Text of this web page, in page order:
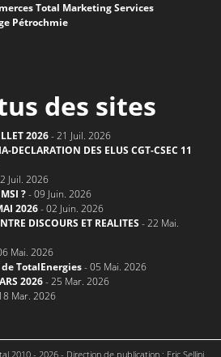
Total Marketing Services
Pétrochmie
des sites
2026- 21 Juil. 2026
DECLARATION DES ELUS CGT-CSEC 11
Juil. 2026
?- 09 Juin. 2026
2026- 02 Juin. 2026
DISCOURS ET REALITES - 22 Mai.
Mai. 2026
TotalEnergies- 05 Mai. 2026
2026- 25 Mar. 2026
Mar. 2026
2010 - 2026 - Direction de publication : Eric Sellini